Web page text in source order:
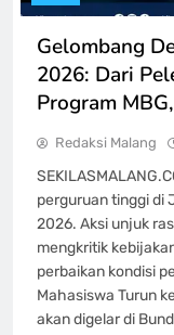
Gelombang
2026: Dari
Program
Redaksi Malang
perguruan tinggi di
2026. Aksi unjuk
mengkritik
perbaikan kondisi
Mahasiswa Turun
akan digelar di